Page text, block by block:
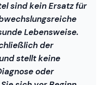
sind kein Ersatz für
Lebensweise.
der
stellt keine
oder